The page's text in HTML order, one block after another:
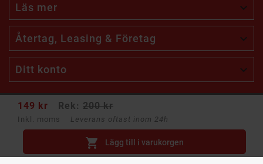
149 kr Rek: 200 kr
Inkl. moms Leverans oftast inom 24h
 Lägg till i varukorgen
Läs mer 
Återtag, Leasing & Företag 
Ditt konto 
Få unika erbjudanden med rabatter!
Skräddarsydda erbjudanden bara för dig.